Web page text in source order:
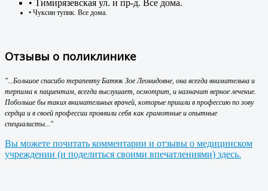
• Тимирязевская ул. и пр-д. Все дома.
• Чуксин тупик. Все дома.
Отзывы о поликлинике
"...Большое спасибо терапевту Батюк Зое Леонидовне, она всегда внимательна и
терпима к пациентам, всегда выслушает, осмотрит, и назначит верное лечение.
Побольше бы таких внимательных врачей, которые пришли в профессию по зову
сердца и в своей профессии проявили себя как грамотные и опытные
специалисты..."
Вы можете почитать комментарии и отзывы о медицинском
учреждении (и поделиться своими впечатлениями) здесь.